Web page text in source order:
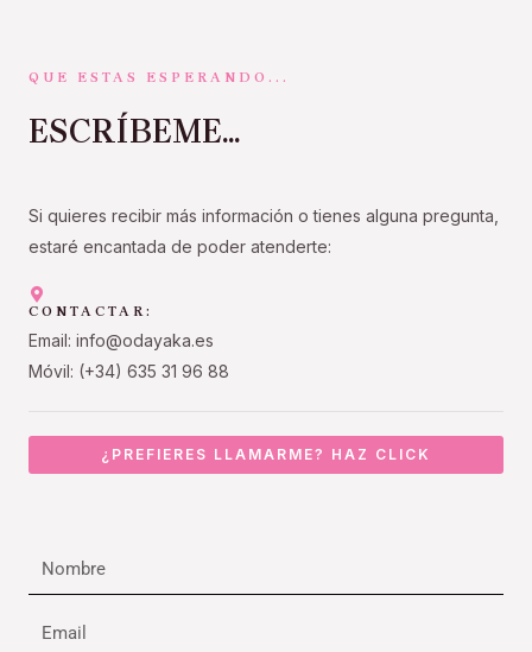
QUE ESTAS ESPERANDO...
ESCRÍBEME...
Si quieres recibir más información o tienes alguna pregunta,
estaré encantada de poder atenderte:
CONTACTAR:
Email: info@odayaka.es
Móvil: (+34) 635 31 96 88
¿PREFIERES LLAMARME? HAZ CLICK
Nombre
Email